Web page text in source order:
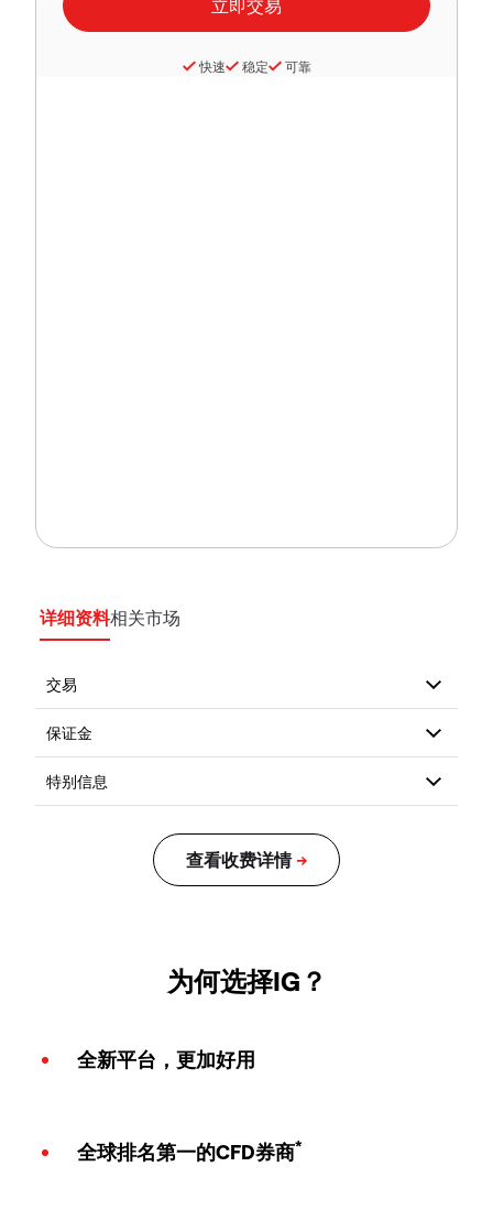
快速 稳定 可靠
详细资料相关市场
为何选择IG？
全新平台，更加好用
全球排名第一的CFD券商*